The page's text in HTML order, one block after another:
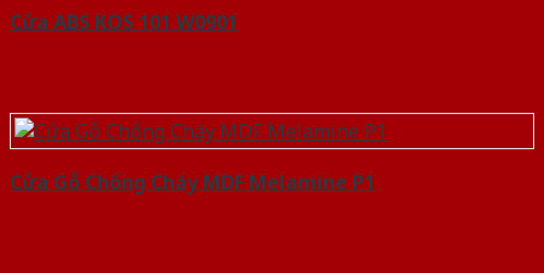
Cửa ABS KOS 101 W0901
Cửa Gỗ Chống Cháy MDF Melamine P1